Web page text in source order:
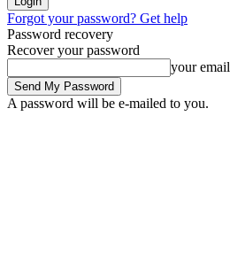
Forgot your password? Get help
Password recovery
Recover your password
your email
A password will be e-mailed to you.